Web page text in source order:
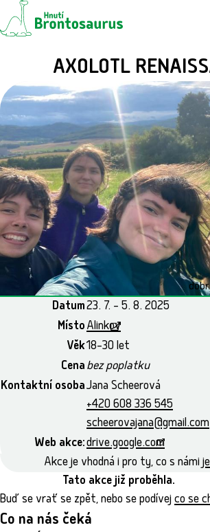
AXOLOTL
Datum23. 7. – 5. 8. 2025
MístoAlinkov
Věk18–30 let
Cenabez poplatku
Kontaktní osobaJana Scheerová
+420 608 336 545
scheerovajana@gmail.com
Web akce:drive.google.com
Akce je vhodná i pro ty, co s námi
Tato akce již proběhla.
Buď se vrať se zpět, nebo se podívejco se
Co na nás čeká